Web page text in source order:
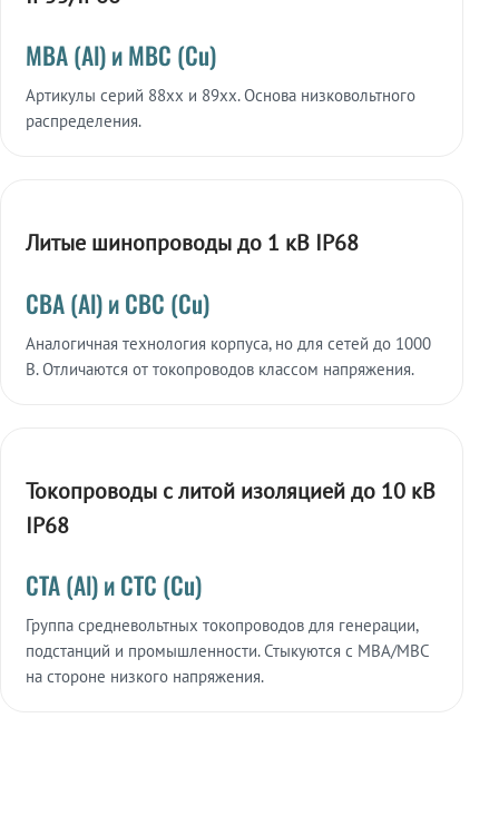
МВА (Al) и МВС (Cu)
Артикулы серий 88xx и 89xx. Основа низковольтного
распределения.
Литые шинопроводы до 1 кВ IP68
СВА (Al) и СВС (Cu)
Аналогичная технология корпуса, но для сетей до 1000
В. Отличаются от токопроводов классом напряжения.
Токопроводы с литой изоляцией до 10 кВ
IP68
СТА (Al) и СТС (Cu)
Группа средневольтных токопроводов для генерации,
подстанций и промышленности. Стыкуются с МВА/МВС
на стороне низкого напряжения.